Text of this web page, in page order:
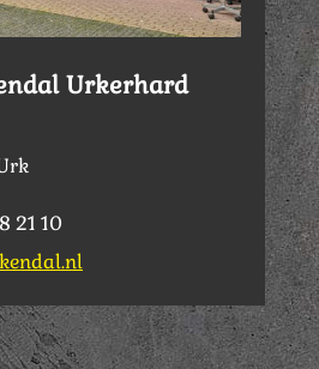
Urkerhard
21 10